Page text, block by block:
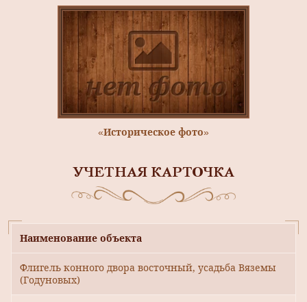
«Историческое фото»
УЧЕТНАЯ КАРТОЧКА
Наименование объекта
Флигель конного двора восточный, усадьба Вяземы
(Годуновых)